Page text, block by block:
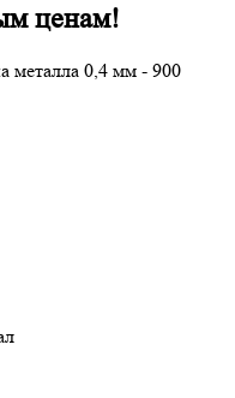
ценам!
металла 0,4 мм - 900